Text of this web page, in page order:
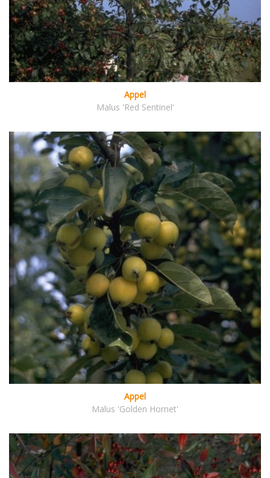
Appel
Malus 'Red Sentinel'
Appel
Malus 'Golden Hornet'